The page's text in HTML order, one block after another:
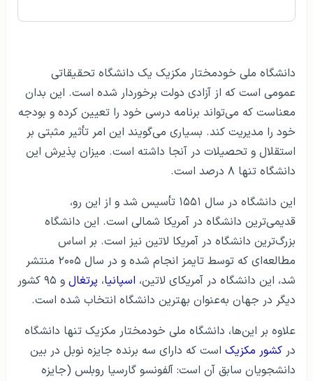
دانشگاه ملی خودمختار مکزیک یک دانشگاه تحقیقاتی
عمومی است که از آزادی دولت برخوردار شده است. این بدان
معناست که می‌تواند برنامه درسی خود را تعیین کرده و بودجه
خود را مدیریت کند. بسیاری می‌گویند این امر تأثیر مثبتی بر
استقلال و تحصیلات در آنجا داشته است. میزان پذیرش این
دانشگاه تنها ۸ درصد است.
این دانشگاه در سال ۱۵۵۱ تأسیس شد و از این رو،
قدیمی‌ترین دانشگاه در آمریکا شمالی است. این دانشگاه
بزرگ‌ترین دانشگاه در آمریکا لاتین نیز است. بر اساس
مطالعه‌ای که توسط تایمز انجام شده و در سال ۲۰۰۵ منتشر
شد، این دانشگاه در آمریکای لاتین، اسپانیا، پرتغال
و ۹۵ کشور
دیگر در جهان به‌عنوان بهترین دانشگاه انتخاب شده است.
علاوه بر این‌ها، دانشگاه ملی خودمختار مکزیک تنها دانشگاه
در کشور مکزیک است که دارای سه برنده جایزه نوبل در بین
دانشجویان سابق آن است: آلفونسو گارسیا روبلس (جایزه